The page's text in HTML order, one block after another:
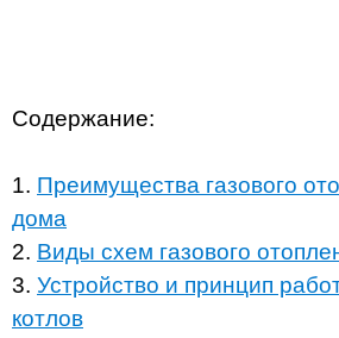
Содержание:
1. Преимущества газового
дома
2. Виды схем газового
3. Устройство и принцип
котлов